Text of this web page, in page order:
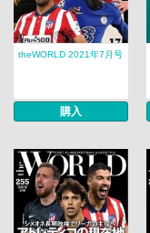
theWORLD 2021年7月号
購入